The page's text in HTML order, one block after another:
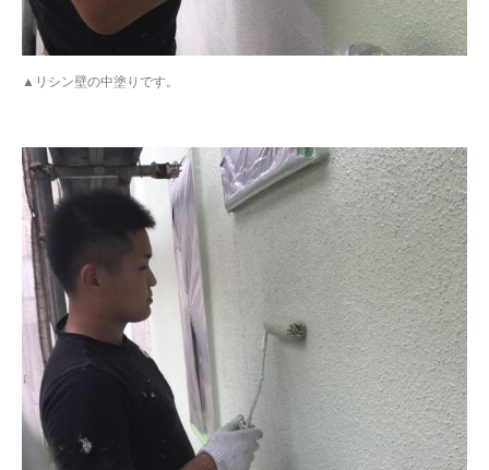
▲リシン壁の中塗りです。